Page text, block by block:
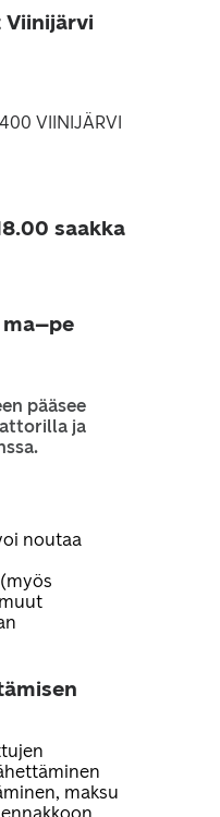
Viinijärvi
VIINIJÄRVI
saakka
pääsee
ja
noutaa
maksu